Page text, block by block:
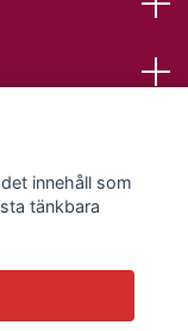
innehåll som
tänkbara